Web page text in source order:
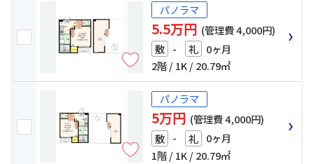
パノラマ
5.5万円 (管理費 4,000円)
敷 - 礼 0ヶ月
2階 / 1K / 20.79㎡
パノラマ
5万円 (管理費 4,000円)
敷 - 礼 0ヶ月
1階 / 1K / 20.79㎡